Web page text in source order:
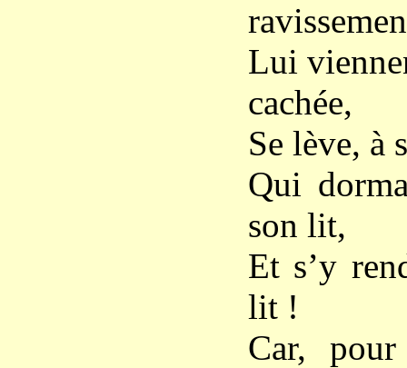
Lui
cachée,
Se lève, à
Qui
son lit,
Et s’y
lit !
Car,